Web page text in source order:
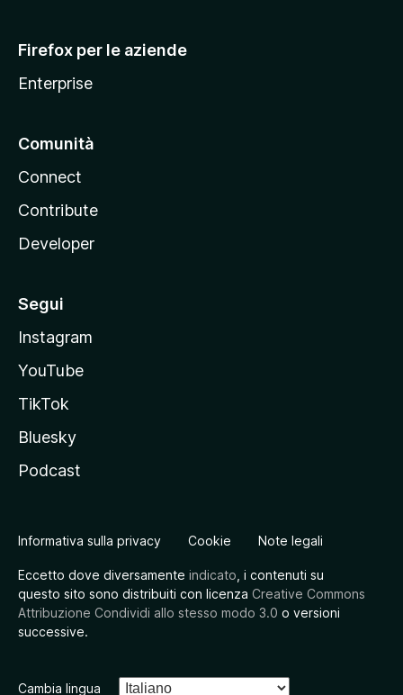
a
Firefox per le aziende
Enterprise
Comunità
Connect
Contribute
Developer
Segui
Instagram
YouTube
TikTok
Bluesky
Podcast
Informativa sulla privacy Cookie Note legali
Eccetto dove diversamente indicato , i contenuti su
questo sito sono distribuiti con licenza Creative Commons
Attribuzione Condividi allo stesso modo 3.0 o versioni
successive.
Cambia lingua